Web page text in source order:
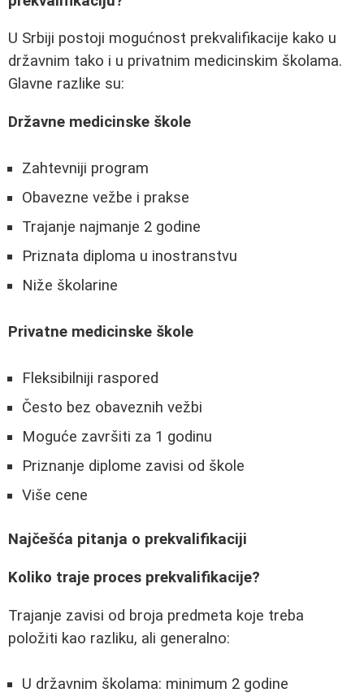
U Srbiji postoji mogućnost prekvalifikacije kako u
državnim tako i u privatnim medicinskim školama.
Glavne razlike su:
Državne medicinske škole
Zahtevniji program
Obavezne vežbe i prakse
Trajanje najmanje 2 godine
Priznata diploma u inostranstvu
Niže školarine
Privatne medicinske škole
Fleksibilniji raspored
Često bez obaveznih vežbi
Moguće završiti za 1 godinu
Priznanje diplome zavisi od škole
Više cene
Najčešća pitanja o prekvalifikaciji
Koliko traje proces prekvalifikacije?
Trajanje zavisi od broja predmeta koje treba
položiti kao razliku, ali generalno:
U državnim školama: minimum 2 godine